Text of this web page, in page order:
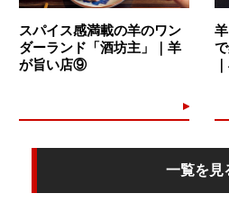
スパイス感満載の羊のワン
ダーランド「酒坊主」｜羊
が旨い店⑨
一覧を見